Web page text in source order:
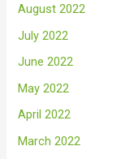
August 2022
July 2022
June 2022
May 2022
April 2022
March 2022